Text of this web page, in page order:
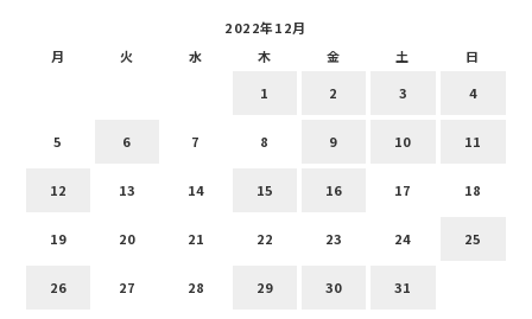
2022年12月
月
火 水 木 金 土 日
1 2 3 4
5 6 7 8 9 10 11
12 13 14 15 16 17 18
19 20 21 22 23 24 25
26 27 28 29 30 31